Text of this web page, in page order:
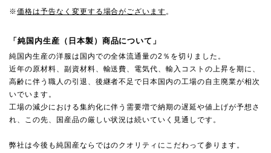
※価格は予告なく変更する場合がございます。
「純国内生産（日本製）商品について」
純国内生産の洋服は国内での全体流通量の2％を切りました。
近年の原材料、副資材料、輸送費、電気代、輸入コストの上昇を期に、
高齢に伴う職人の引退、後継者不足で日本国内の工場の自主廃業が相次
いでいます。
工場の減少における集約化に伴う需要増で納期の遅延や値上げが予想さ
れ、この先、国産品の厳しい状況は続いていく見通しです。
弊社は今後も純国産ならではのクオリティにこだわって参ります。